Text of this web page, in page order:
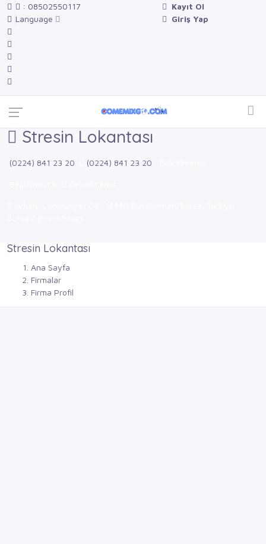
: 08502550117
Language
Kayıt Ol
Giriş Yap
Stresin Lokantası
(0224) 841 23 20 (0224) 841 23 20
Stresin Lokantası
Ana Sayfa
Firmalar
Firma Profil